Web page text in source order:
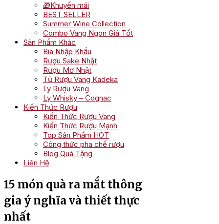
🎁Khuyến mãi
BEST SELLER
Summer Wine Collection
Combo Vang Ngon Giá Tốt
Sản Phẩm Khác
Bia Nhập Khẩu
Rượu Sake Nhật
Rượu Mơ Nhật
Tủ Rượu Vang Kadeka
Ly Rượu Vang
Ly Whisky – Cognac
Kiến Thức Rượu
Kiến Thức Rượu Vang
Kiến Thức Rượu Mạnh
Top Sản Phẩm HOT
Công thức pha chế rượu
Blog Quà Tặng
Liên Hệ
15 món quà ra mắt thông
gia ý nghĩa và thiết thực
nhất